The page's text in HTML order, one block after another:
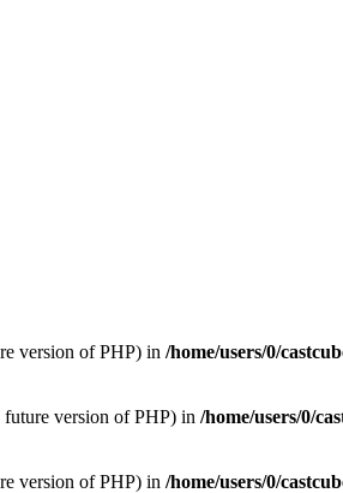
version of PHP) in /home/users/0/
version of PHP) in /home/users/0/
version of PHP) in /home/users/0/